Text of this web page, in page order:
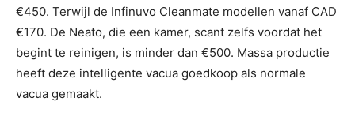
€450. Terwijl de Infinuvo Cleanmate modellen vanaf CAD
€170. De Neato, die een kamer, scant zelfs voordat het
begint te reinigen, is minder dan €500. Massa productie
heeft deze intelligente vacua goedkoop als normale
vacua gemaakt.